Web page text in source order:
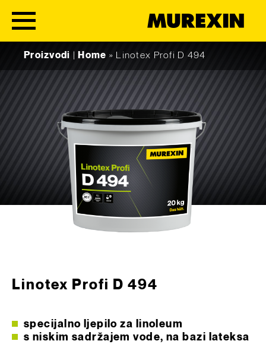
Proizvodi
Home » Linotex Profi D 494
Linotex Profi D 494
specijalno ljepilo za linoleum
s niskim sadržajem vode, na bazi lateksa